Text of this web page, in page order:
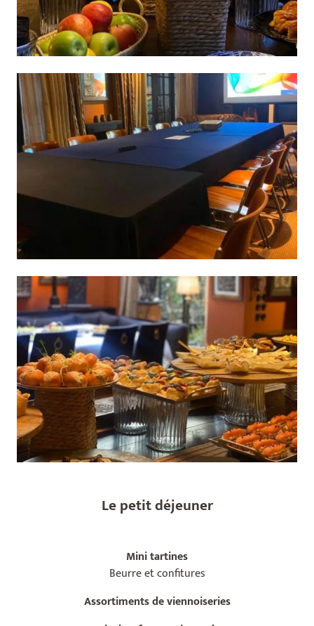
Le petit déjeuner
Mini tartines
Beurre et confitures
Assortiments de viennoiseries